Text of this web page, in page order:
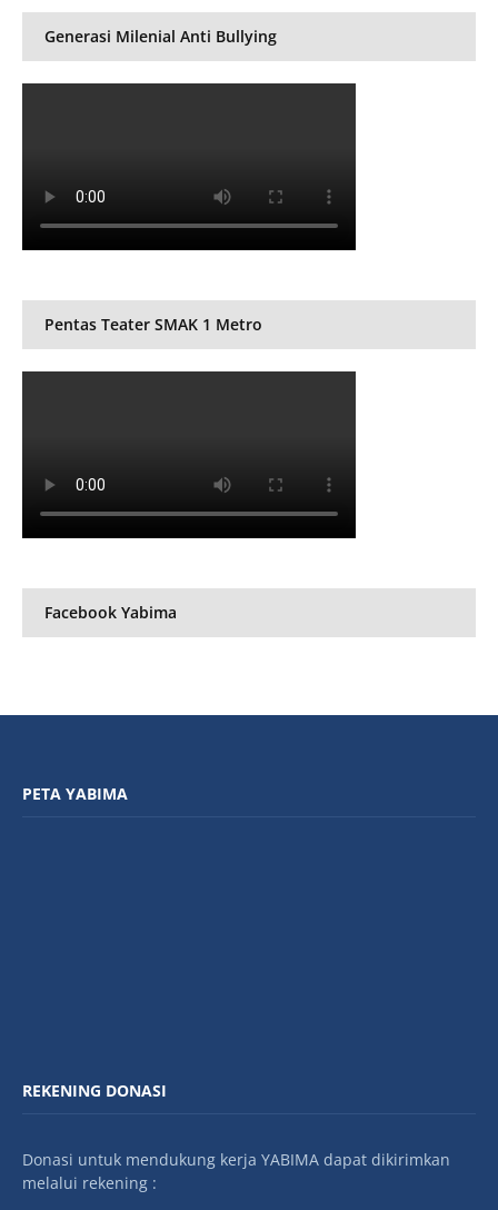
Generasi Milenial Anti Bullying
Pentas Teater SMAK 1 Metro
Facebook Yabima
PETA YABIMA
REKENING DONASI
Donasi untuk mendukung kerja YABIMA dapat dikirimkan
melalui rekening :